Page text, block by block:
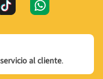
servicio al cliente.